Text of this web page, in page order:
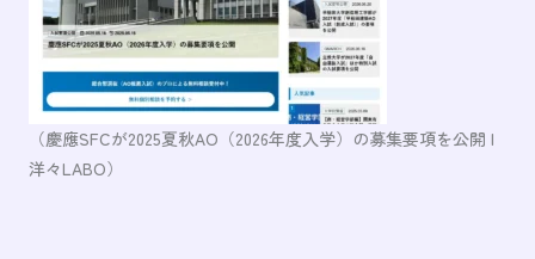
（慶應SFCが2025夏秋AO（2026年度入学）の募集要項を公開 |
洋々LABO）